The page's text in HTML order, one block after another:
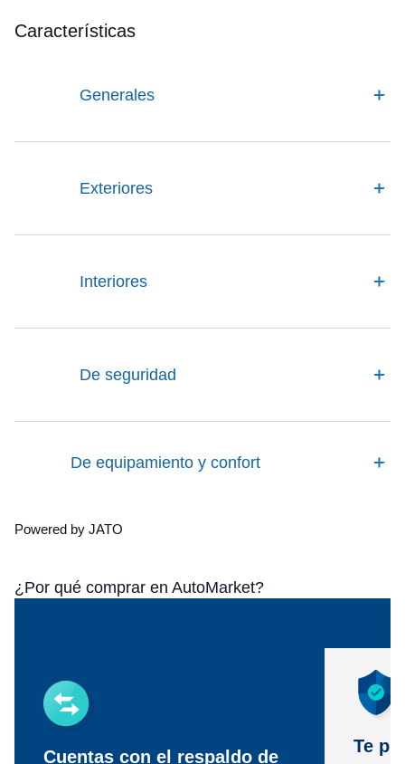
Características
Generales
Exteriores
Interiores
De seguridad
De equipamiento y confort
Powered by JATO
¿Por qué comprar en AutoMarket?
Cuentas con el respaldo de
Te